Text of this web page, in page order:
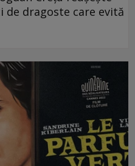
dragoste care evită